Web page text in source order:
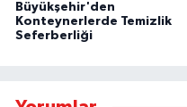
Büyükşehir'den
Konteynerlerde Temizlik
Seferberliği